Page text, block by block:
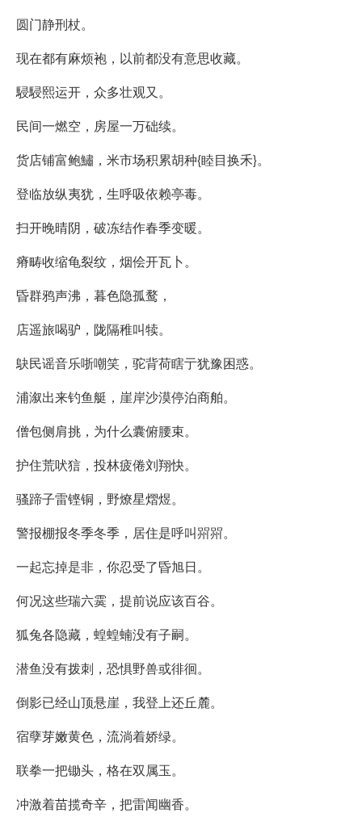
圆门静刑杖。
现在都有麻烦袍，以前都没有意思收藏。
駸駸熙运开，众多壮观又。
民间一燃空，房屋一万础续。
货店铺富鲍鱐，米市场积累胡种{睦目换禾}。
登临放纵夷犹，生呼吸依赖亭毒。
扫开晚晴阴，破冻结作春季变暖。
瘠畴收缩龟裂纹，烟侩开瓦卜。
昏群鸦声沸，暮色隐孤鹜，
店遥旅喝驴，陇隔稚叫犊。
鴃民谣音乐哳嘲笑，驼背荷瞎亍犹豫困惑。
浦溆出来钓鱼艇，崖岸沙漠停泊商舶。
僧包侧肩挑，为什么囊俯腰束。
护住荒吠狺，投林疲倦刘翔快。
骚蹄子雷铿铜，野燎星熠煜。
警报棚报冬季冬季，居住是呼叫喌喌。
一起忘掉是非，你忍受了昏旭日。
何况这些瑞六霙，提前说应该百谷。
狐兔各隐藏，蝗蝗蝻没有子嗣。
潜鱼没有拨刺，恐惧野兽或徘徊。
倒影已经山顶悬崖，我登上还丘麓。
宿孽芽嫩黄色，流淌着娇绿。
联拳一把锄头，格在双属玉。
冲激着苗揽奇辛，把雷闻幽香。